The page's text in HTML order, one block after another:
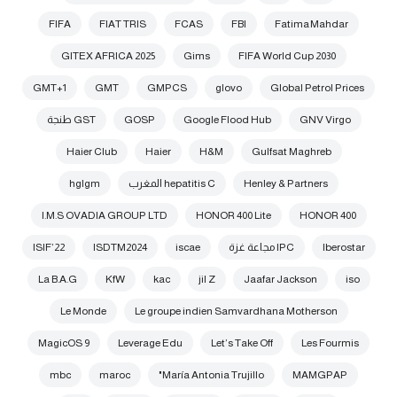
Fatima Mahdar
FBI
FCAS
FIAT TRIS
FIFA
FIFA World Cup 2030
Gims
GITEX AFRICA 2025
Global Petrol Prices
glovo
GMPCS
GMT
GMT+1
GNV Virgo
Google Flood Hub
GOSP GST طنجة
Gulfsat Maghreb
H&M
Haier
Haier Club
Henley & Partners hepatitis C المغرب hglgm
HONOR 400
HONOR 400 Lite
I.M.S OVADIA GROUP LTD
Iberostar IPC مجاعة غزة iscae
ISDTM2024
ISIF’22
iso
Jaafar Jackson
jil Z
kac
KfW
La B.A.G
Le groupe indien Samvardhana Motherson
Le Monde
Les Fourmis
Let’s Take Off
Leverage Edu
MagicOS 9
MAMGPAP
María Antonia Trujillo"
maroc
mbc